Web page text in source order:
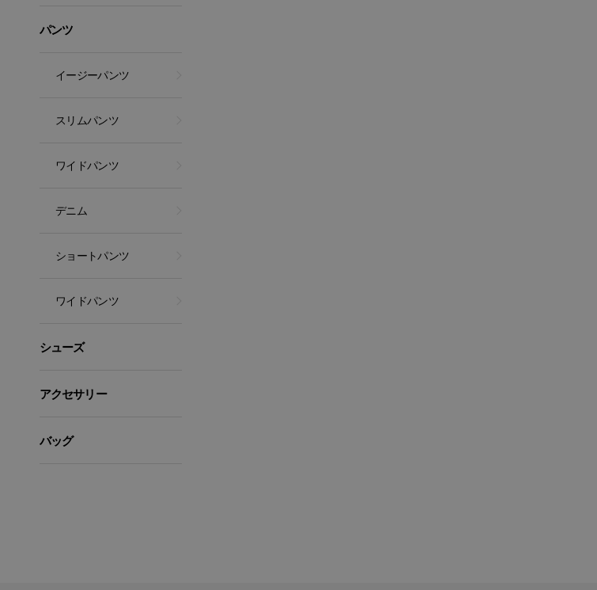
パンツ
イージーパンツ
スリムパンツ
ワイドパンツ
デニム
ショートパンツ
ワイドパンツ
シューズ
アクセサリー
バッグ